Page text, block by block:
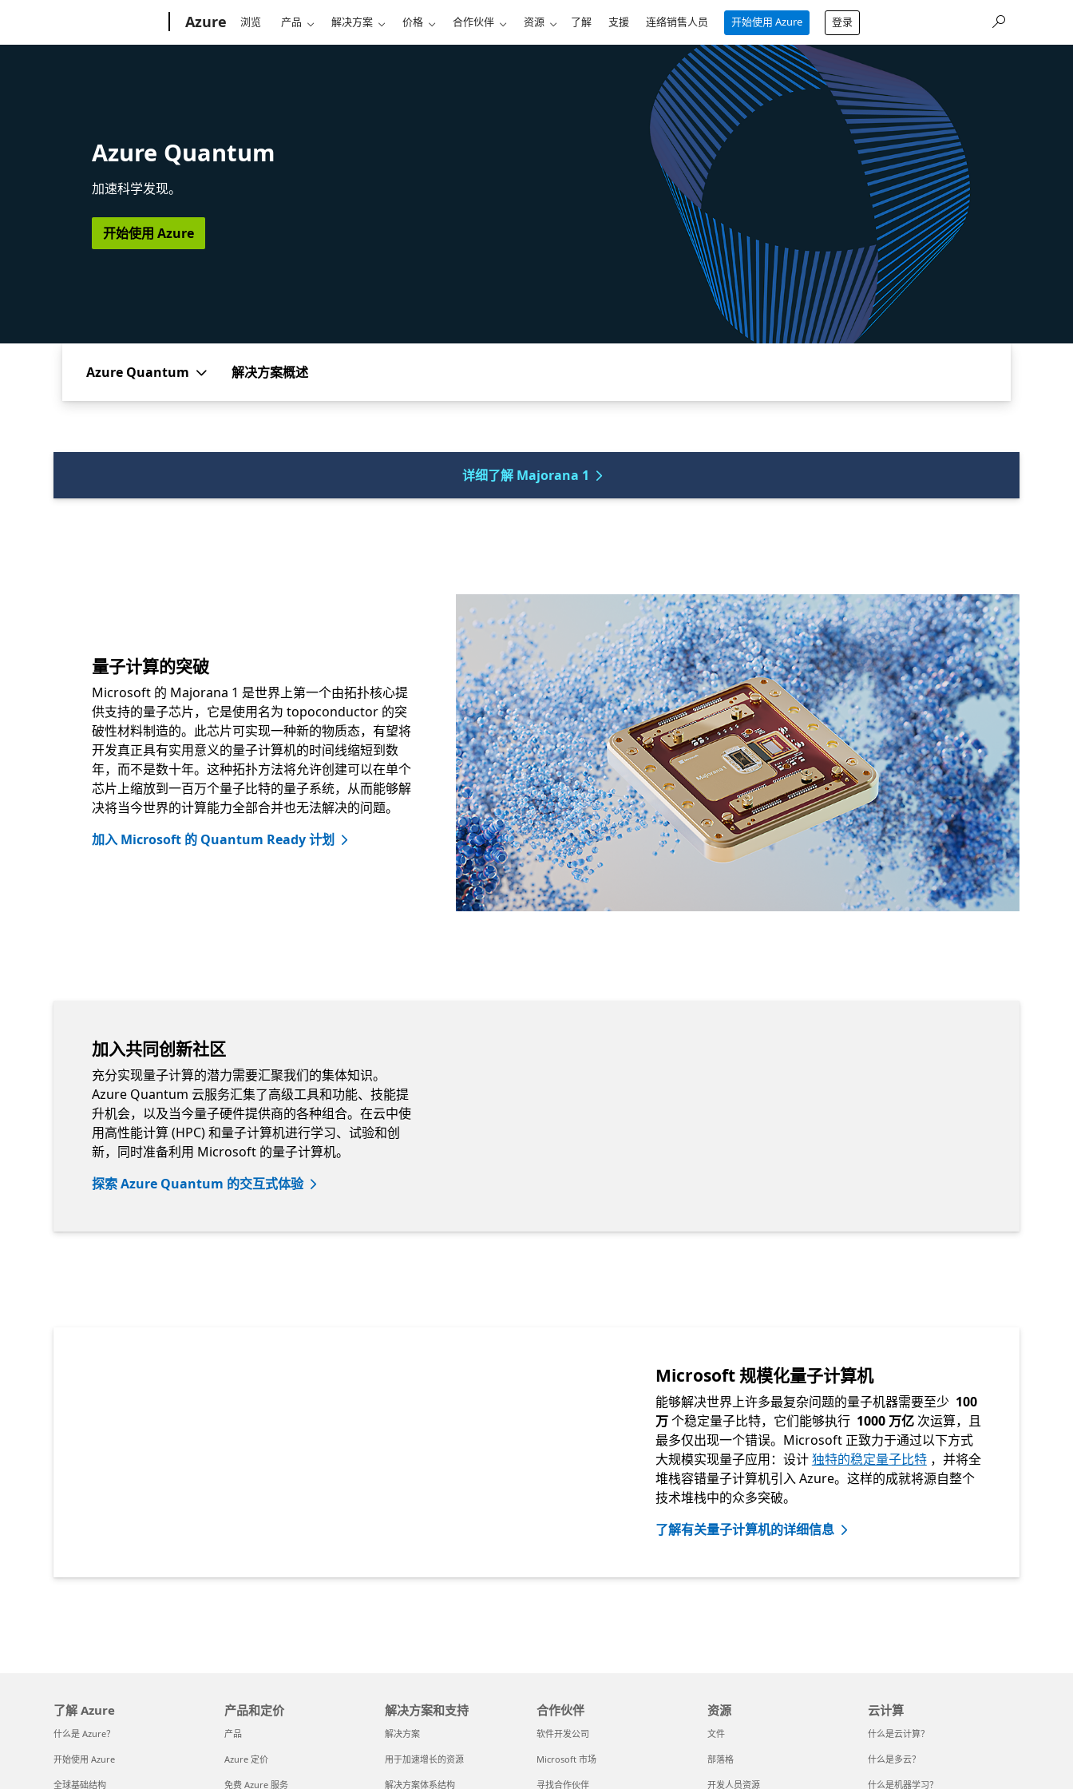
Azure 浏览 产品 解决方案 价格 合作伙伴 资源 了解 支援 连络销售人员 开始使用 Azure 登录
Azure Quantum
加速科学发现。
开始使用 Azure
Azure Quantum 解决方案概述
详细了解 Majorana 1
量子计算的突破
Microsoft 的 Majorana 1 是世界上第一个由拓扑核心提
供支持的量子芯片，它是使用名为 topoconductor 的突
破性材料制造的。此芯片可实现一种新的物质态，有望将
开发真正具有实用意义的量子计算机的时间线缩短到数
年，而不是数十年。这种拓扑方法将允许创建可以在单个
芯片上缩放到一百万个量子比特的量子系统，从而能够解
决将当今世界的计算能力全部合并也无法解决的问题。
加入 Microsoft 的 Quantum Ready 计划
加入共同创新社区
充分实现量子计算的潜力需要汇聚我们的集体知识。
Azure Quantum 云服务汇集了高级工具和功能、技能提
升机会，以及当今量子硬件提供商的各种组合。在云中使
用高性能计算 (HPC) 和量子计算机进行学习、试验和创
新，同时准备利用 Microsoft 的量子计算机。
探索 Azure Quantum 的交互式体验
Microsoft 规模化量子计算机
能够解决世界上许多最复杂问题的量子机器需要至少 100
万个稳定量子比特，它们能够执行 1000 万亿次运算，且
最多仅出现一个错误。Microsoft 正致力于通过以下方式
大规模实现量子应用：设计独特的稳定量子比特，并将全
堆栈容错量子计算机引入 Azure。这样的成就将源自整个
技术堆栈中的众多突破。
了解有关量子计算机的详细信息
了解 Azure
什么是 Azure？
开始使用 Azure
全球基础结构
产品和定价
产品
Azure 定价
免费 Azure 服务
解决方案和支持
解决方案
用于加速增长的资源
解决方案体系结构
合作伙伴
软件开发公司
Microsoft 市场
寻找合作伙伴
资源
文件
部落格
开发人员资源
云计算
什么是云计算？
什么是多云？
什么是机器学习？